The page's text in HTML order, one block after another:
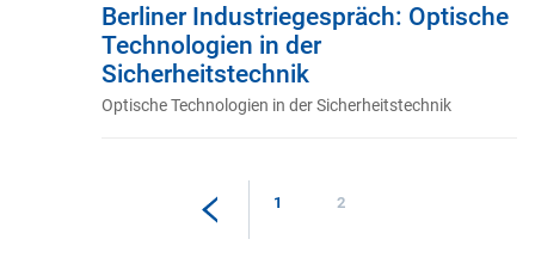
Berliner Industriegespräch: Optische
Technologien in der
Sicherheitstechnik
Optische Technologien in der Sicherheitstechnik
1 2